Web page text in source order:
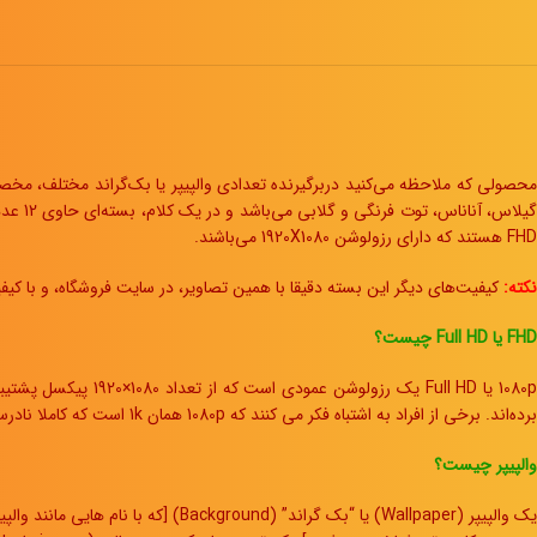
محصولی که ملاحظه می‌کنید دربرگیرنده تعدادی والپیپر یا بک‌گراند
گیلاس، آناناس، توت فرنگی و گلابی می‌باشد و در یک کلام، بسته‌ای حاوی 12 عدد
FHD هستند که دارای رزولوشن 1920X1080 می‌باشند.
نکته: کیفیت‌های دیگر این بسته دقیقا با همین تصاویر، در سایت فروشگاه، و با
FHD یا Full HD چیست؟
برده‌اند. برخی از افراد به اشتباه فکر می کنند که 1080p همان 1k است که کاملا نادرست است. در واقع رزولوشنی با نام 1k اصلا وجود ندارد.
والپیپر چیست؟